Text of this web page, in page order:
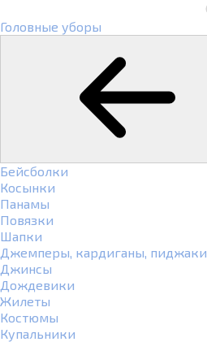
Головные уборы
Бейсболки
Косынки
Панамы
Повязки
Шапки
Джемперы, кардиганы, пиджаки
Джинсы
Дождевики
Жилеты
Костюмы
Купальники